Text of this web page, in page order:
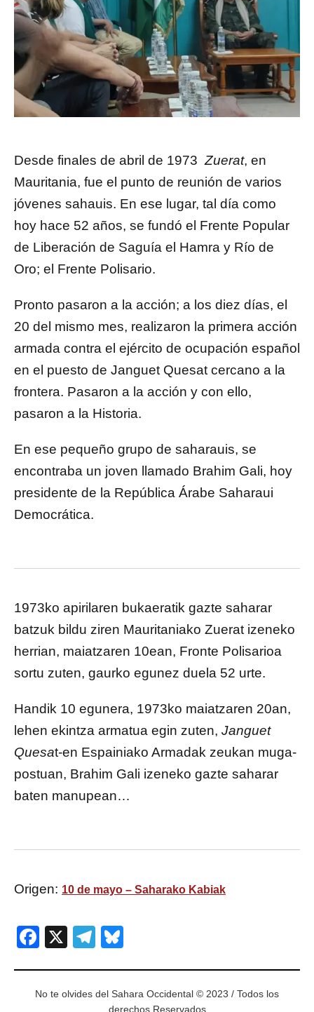
Desde finales de abril de 1973Zuerat, en
Mauritania, fue el punto de reunión de varios
jóvenes sahauis. En ese lugar, tal día como
hoy hace 52 años, se fundó el Frente Popular
de Liberación de Saguía el Hamra y Río de
Oro; el Frente Polisario.
Pronto pasaron a la acción; a los diez días, el
20 del mismo mes, realizaron la primera acción
armada contra el ejército de ocupación español
en el puesto de Janguet Quesat cercano a la
frontera. Pasaron a la acción y con ello,
pasaron a la Historia.
En ese pequeño grupo de saharauis, se
encontraba un joven llamado Brahim Gali, hoy
presidente de la República Árabe Saharaui
Democrática.
1973ko apirilaren bukaeratik gazte saharar
batzuk bildu ziren Mauritaniako Zuerat izeneko
herrian, maiatzaren 10ean, Fronte Polisarioa
sortu zuten, gaurko egunez duela 52 urte.
Handik 10 egunera, 1973ko maiatzaren 20an,
lehen ekintza armatua egin zuten, Janguet
Quesat-en Espainiako Armadak zeukan muga-
postuan, Brahim Gali izeneko gazte saharar
baten manupean…
Origen: 10 de mayo – Saharako Kabiak
Facebook
X Telegram
No te olvides del Sahara Occidental © 2023 / Todos los
derechos Reservados